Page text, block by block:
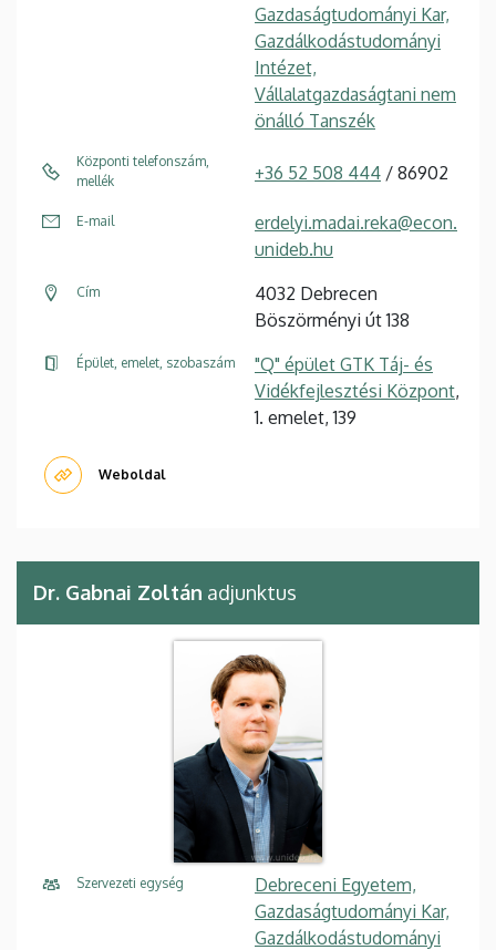
Gazdaságtudományi Kar,
Gazdálkodástudományi
Intézet,
Vállalatgazdaságtani nem
önálló Tanszék
Központi telefonszám,
mellék
+36 52 508 444 / 86902
E-mail
erdelyi.madai.reka@econ.
unideb.hu
Cím
4032 Debrecen
Böszörményi út 138
Épület, emelet, szobaszám
"Q" épület GTK Táj- és
Vidékfejlesztési Központ,
1. emelet, 139
Weboldal
Dr. Gabnai Zoltán adjunktus
Szervezeti egység
Debreceni Egyetem,
Gazdaságtudományi Kar,
Gazdálkodástudományi